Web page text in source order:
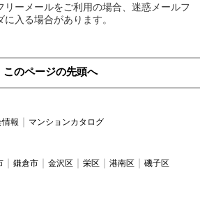
ーメールをご利用の場合、迷惑メールフ
に入る場合があります。
このページの先頭へ
報 マンションカタログ
鎌倉市 金沢区 栄区 港南区 磯子区